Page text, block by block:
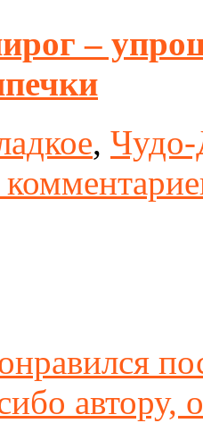
–
, Чудо-
автору,